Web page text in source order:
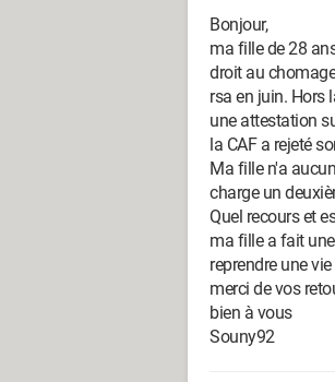
Bonjour,
ma fille de 28
droit au
rsa en juin. Hors
une attestation
la CAF a rejeté
Ma fille n'a
charge un
Quel recours et
ma fille a fait
reprendre une
merci de vos
bien à vous
Souny92